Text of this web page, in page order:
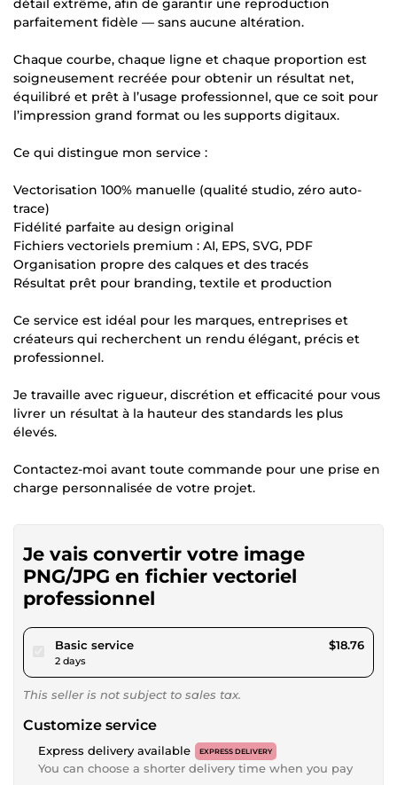
détail extrême, afin de garantir une reproduction
parfaitement fidèle — sans aucune altération.
Chaque courbe, chaque ligne et chaque proportion est
soigneusement recréée pour obtenir un résultat net,
équilibré et prêt à l’usage professionnel, que ce soit pour
l’impression grand format ou les supports digitaux.
Ce qui distingue mon service :
Vectorisation 100% manuelle (qualité studio, zéro auto-
trace)
Fidélité parfaite au design original
Fichiers vectoriels premium : AI, EPS, SVG, PDF
Organisation propre des calques et des tracés
Résultat prêt pour branding, textile et production
Ce service est idéal pour les marques, entreprises et
créateurs qui recherchent un rendu élégant, précis et
professionnel.
Je travaille avec rigueur, discrétion et efficacité pour vous
livrer un résultat à la hauteur des standards les plus
élevés.
Contactez-moi avant toute commande pour une prise en
charge personnalisée de votre projet.
Je vais convertir votre image
PNG/JPG en fichier vectoriel
professionnel
Basic servicepour $17.29
2 days
$18.76
This seller is not subject to sales tax.
Customize service
Express delivery available EXPRESS DELIVERY
You can choose a shorter delivery time when you pay